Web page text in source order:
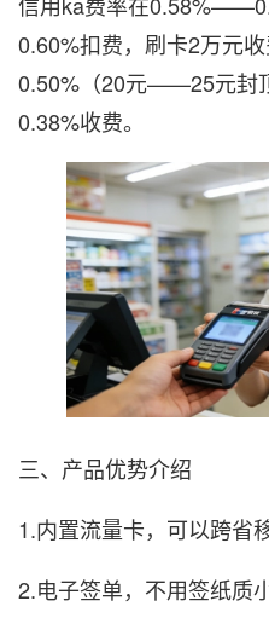
0.60%扣费，刷卡2万元
0.50%（20元——25元封
0.38%收费。
三、产品优势介绍
1.内置流量卡，可以跨省
2.电子签单，不用签纸质